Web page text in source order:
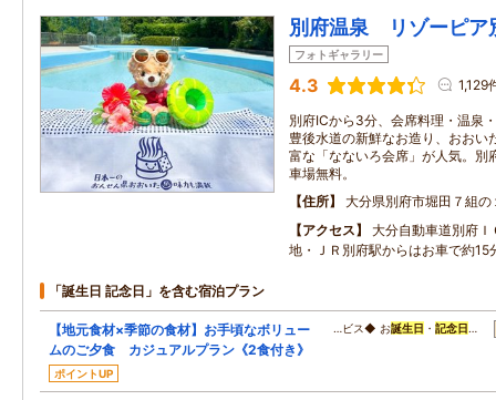
別府温泉 リゾーピア
フォトギャラリー
4.3 1,129
別府ICから3分、会席料理・温泉
豊後水道の新鮮なお造り、おおい
富な「なないろ会席」が人気。別
車場無料。
住所
大分県別府市堀田７組の
アクセス
大分自動車道別府
地・ＪＲ別府駅からはお車で約15
「誕生日 記念日」を含む宿泊プラン
【地元食材×季節の食材】お手頃なボリュー
ムのご夕食 カジュアルプラン《2食付き》
ポイントUP
…ビス◆ お誕生日 ・ 記念日 …